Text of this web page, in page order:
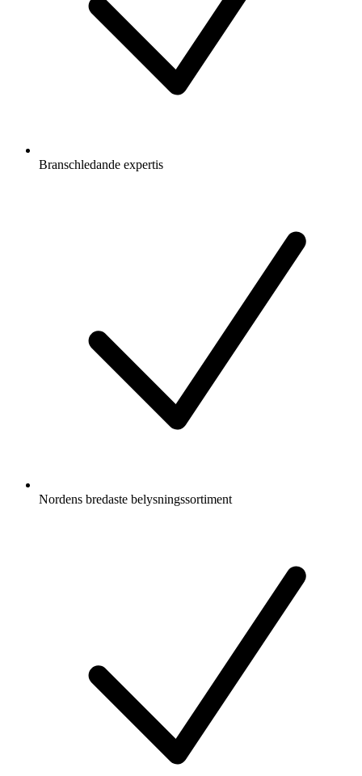
Branschledande expertis
Nordens bredaste belysningssortiment